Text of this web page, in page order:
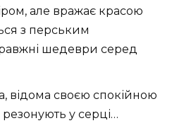
але вражає красою
з перським
шедеври серед
відома своєю спокійною
у серці…